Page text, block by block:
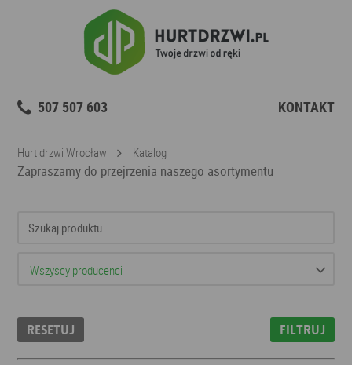
507 507 603 KONTAKT
Hurt drzwi Wrocław Katalog
Zapraszamy do przejrzenia naszego asortymentu
Resetuj Filtruj